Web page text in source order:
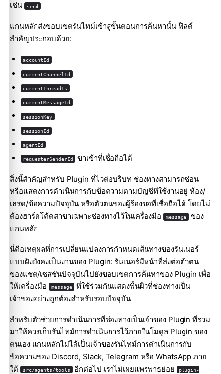
เช่น
send
แกนหลักส่งขอบเขตรันไทม์เข้าสู่ขั้นตอนการค้นหานั้น ฟิลด์
สำคัญประกอบด้วย:
accountId
currentChannelId
currentThreadTs
currentMessageId
sessionKey
sessionId
agentId
requesterSenderId ขาเข้าที่เชื่อถือได้
สิ่งนี้สำคัญสำหรับ Plugin ที่ไวต่อบริบท ช่องทางสามารถซ่อน
หรือแสดงการดำเนินการกับข้อความตามบัญชีที่ใช้งานอยู่ ห้อง/
เธรด/ข้อความปัจจุบัน หรือตัวตนของผู้ร้องขอที่เชื่อถือได้ โดยไม่
ต้องฮาร์ดโค้ดสาขาเฉพาะช่องทางไว้ในเครื่องมือ
message ของ
แกนหลัก
นี่คือเหตุผลที่การเปลี่ยนแปลงการกำหนดเส้นทางของรันเนอร์
แบบฝังยังคงเป็นงานของ Plugin: รันเนอร์มีหน้าที่ส่งต่อตัวตน
ของแชต/เซสชันปัจจุบันไปยังขอบเขตการค้นหาของ Plugin เพื่อ
ให้เครื่องมือ
message ที่ใช้ร่วมกันแสดงพื้นผิวที่ช่องทางเป็น
เจ้าของอย่างถูกต้องสำหรับรอบปัจจุบัน
สำหรับตัวช่วยการดำเนินการที่ช่องทางเป็นเจ้าของ Plugin ที่รวม
มาให้ควรเก็บรันไทม์การดำเนินการไว้ภายในโมดูล Plugin ของ
ตนเอง แกนหลักไม่ได้เป็นเจ้าของรันไทม์การดำเนินการกับ
ข้อความของ Discord, Slack, Telegram หรือ WhatsApp ภาย
ใต้
src/agents/tools อีกต่อไป เราไม่เผยแพร่พาธย่อย plugin-